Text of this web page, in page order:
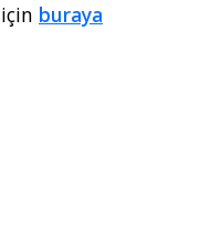
258311
buraya